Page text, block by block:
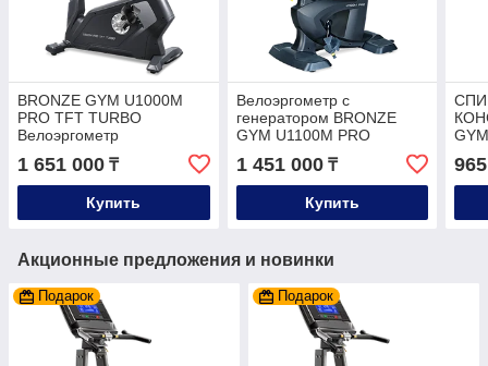
BRONZE GYM U1000M
PRO TFT TURBO
Велоэргометр
коммерческий.
1 651 000 ₸
Купить
Велоэргометр с
генератором BRONZE
GYM U1100M PRO
1 451 000₸
Купить
Акционные предложения и новинки
Подарок Подарок